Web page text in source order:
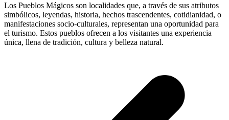
Los Pueblos Mágicos son localidades que, a través de sus atributos
simbólicos, leyendas, historia, hechos trascendentes, cotidianidad, o
manifestaciones socio-culturales, representan una oportunidad para
el turismo. Estos pueblos ofrecen a los visitantes una experiencia
única, llena de tradición, cultura y belleza natural.